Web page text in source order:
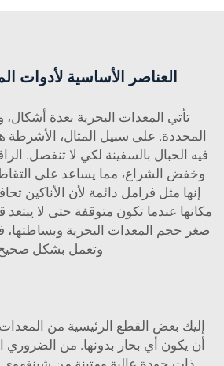
العناصر الأساسية لأدوات
تأتي المعدات البحرية بعدة أشكال،
المحددة. على سبيل المثال، الأشرطة
فيه الحبال بالسفينة لكي لا تنفصل.
وخفض الشراع، مما يساعد على التقاط
إنها مثل فرامل دائمة لأن الأناكين
مكانها عندما تكون متوقفة حتى لا
صغر حجم المعدات البحرية وبساطتها،
وتعمل بشكل
إليك بعض القطع الرئيسية من
أن يكون أي بحار بدونها. من الضروري